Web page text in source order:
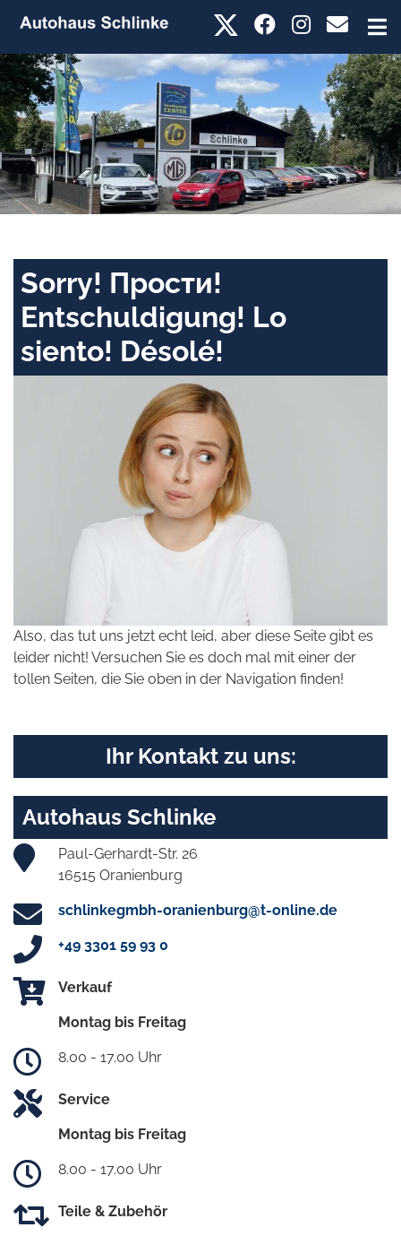
Sorry! Прости!
Entschuldigung! Lo
siento! Désolé!
Also, das tut uns jetzt echt leid, aber diese Seite gibt es
leider nicht! Versuchen Sie es doch mal mit einer der
tollen Seiten, die Sie oben in der Navigation finden!
Ihr Kontakt zu uns:
Autohaus Schlinke
Paul-Gerhardt-Str. 26
16515 Oranienburg
schlinkegmbh-oranienburg@t-online.de
+49 3301 59 93 0
Verkauf
Montag bis Freitag
8.00 - 17.00 Uhr
Service
Montag bis Freitag
8.00 - 17.00 Uhr
Teile & Zubehör